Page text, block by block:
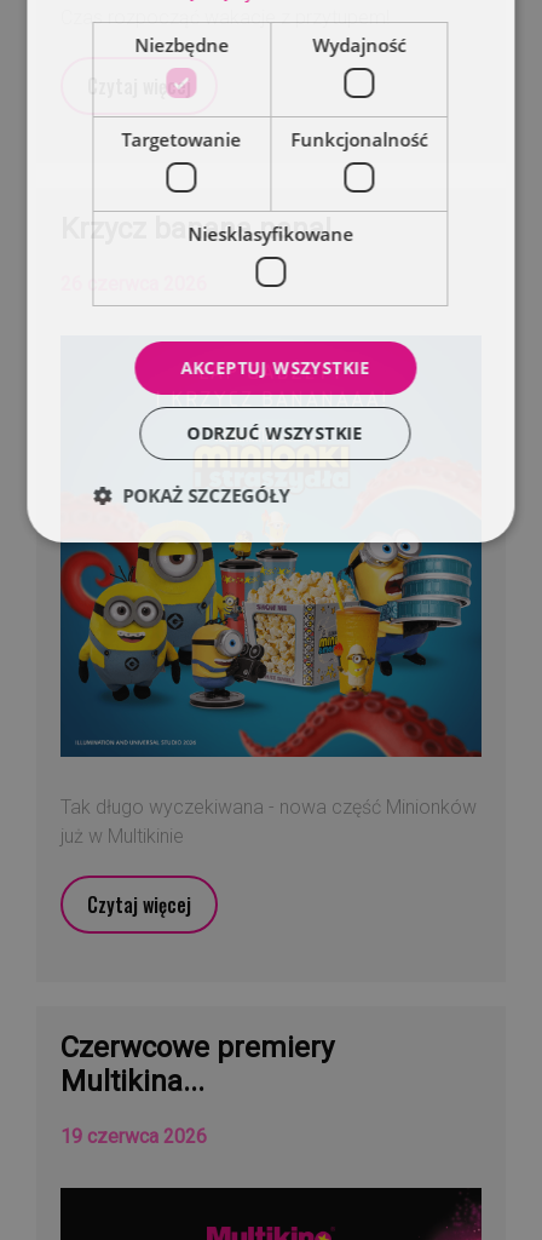
Czas rozpocząć wakacje z przytupem!
Czytaj więcej
Krzycz banana nana!
Tak długo wyczekiwana - nowa część Minionków
już w Multikinie
Czytaj więcej
Czerwcowe premiery
Multikina...
19 czerwca 2026
Niezbędne Wydajność
Targetowanie Funkcjonalność
Niesklasyfikowane
AKCEPTUJ WSZYSTKIE
ODRZUĆ WSZYSTKIE
POKAŻ SZCZEGÓŁY